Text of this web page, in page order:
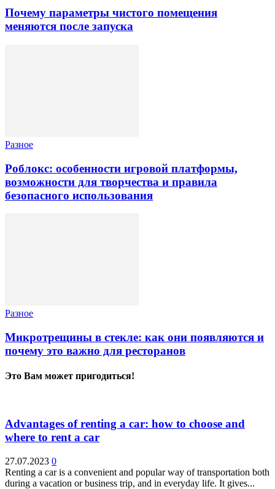
Почему параметры чистого помещения
меняются после запуска
Разное
Роблокс: особенности игровой платформы,
возможности для творчества и правила
безопасного использования
Разное
Микротрещины в стекле: как они появляются и
почему это важно для ресторанов
Это Вам может пригодиться!
Advantages of renting a car: how to choose and
where to rent a car
27.07.2023 0
Renting a car is a convenient and popular way of transportation both
during a vacation or business trip, and in everyday life. It gives...